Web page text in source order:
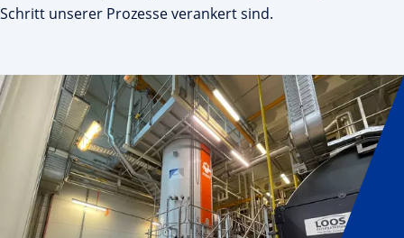
Schritt unserer Prozesse verankert sind.